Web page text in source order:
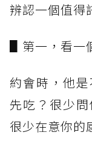
辨認一個值得
▋第一，看一
約會時，他
先吃？很少
很少在意你的